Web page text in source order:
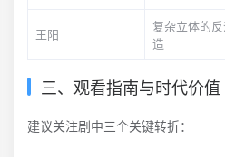
王阳
复杂立体的
造
三、观看指南与时代价值
建议关注剧中三个关键转折：